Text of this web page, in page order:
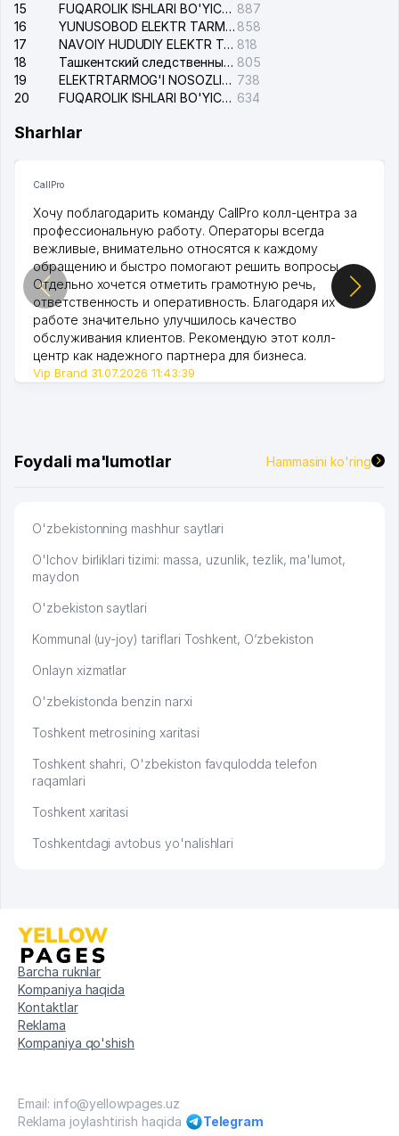
15
FUQAROLIK ISHLARI BO'YICHA YAKKASAROY TUMANLARARO SUDI 887
16
YUNUSOBOD ELEKTR TARMOG'I NOSOZLIKLARI XIZMATI 858
17
NAVOIY HUDUDIY ELEKTR TARMOQLARI KORXONASI AJ 818
18
Ташкентский следственный изолятор 805
19
ELEKTRTARMOG'I NOSOZLIKLARINI TO'ZATISH SERGELI XIZMATI 738
20
FUQAROLIK ISHLARI BO'YICHA UCH-TEPA TUMANI SUDI 634
Sharhlar
CallPro
Хочу поблагодарить команду CallPro колл-центра за
профессиональную работу. Операторы всегда
вежливые, внимательно относятся к каждому
обращению и быстро помогают решить вопросы.
Отдельно хочется отметить грамотную речь,
ответственность и оперативность. Благодаря их
работе значительно улучшилось качество
обслуживания клиентов. Рекомендую этот колл-
центр как надежного партнера для бизнеса.
Vip Brand 31.07.2026 11:43:39
Foydali ma'lumotlar Hammasini ko'ring
O'zbekistonning mashhur saytlari
O'lchov birliklari tizimi: massa, uzunlik, tezlik, ma'lumot,
maydon
O'zbekiston saytlari
Kommunal (uy-joy) tariflari Toshkent, O‘zbekiston
Onlayn xizmatlar
O'zbekistonda benzin narxi
Toshkent metrosining xaritasi
Toshkent shahri, O'zbekiston favqulodda telefon
raqamlari
Toshkent xaritasi
Toshkentdagi avtobus yo'nalishlari
Barcha ruknlar
Kompaniya haqida
Kontaktlar
Reklama
Kompaniya qo'shish
Email: info@yellowpages.uz
Reklama joylashtirish haqida
Telegram